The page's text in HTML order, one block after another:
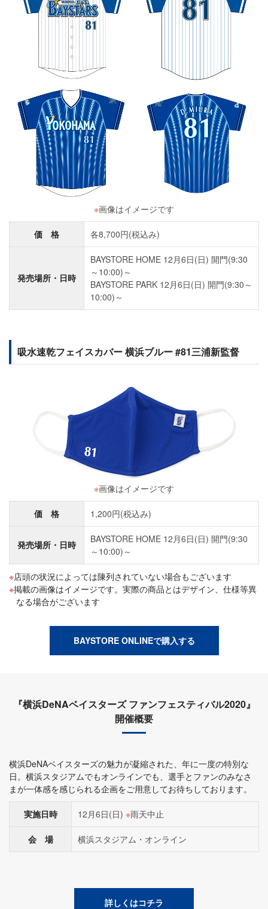
※画像はイメージです
価 格 各8,700円(税込み)
発売場所・日時
BAYSTORE HOME 12月6日(日) 開門(9:30
～10:00)～
BAYSTORE PARK 12月6日(日) 開門(9:30～
10:00)～
吸水速乾フェイスカバー 横浜ブルー #81三浦新監督
※画像はイメージです
価 格 1,200円(税込み)
発売場所・日時
BAYSTORE HOME 12月6日(日) 開門(9:30
～10:00)～
店頭の状況によっては陳列されていない場合もございます
掲載の画像はイメージです。実際の商品とはデザイン、仕様等異
なる場合がございます
BAYSTORE ONLINEで購入する
『横浜DeNAベイスターズ ファンフェスティバル2020』
開催概要
横浜DeNAベイスターズの魅力が凝縮された、年に一度の特別な
日。横浜スタジアムでもオンラインでも、選手とファンのみなさ
まが一体感を感じられる企画をご用意してお待ちしております。
実施日時 12月6日(日) ※雨天中止
会 場 横浜スタジアム・オンライン
詳しくはコチラ